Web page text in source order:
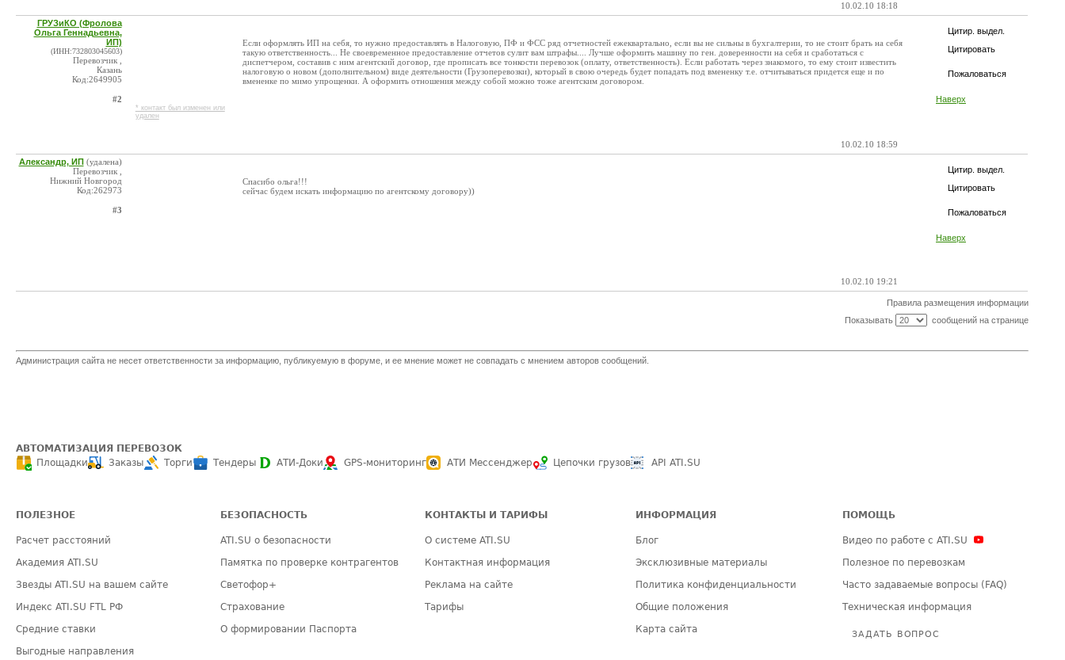
10.02.10 18:18
Цитир. выдел.
Цитировать
Пожаловаться
Наверх
ГРУЗиКО (Фролова
Ольга Геннадьевна,
ИП)
(ИНН:732803045603)
Перевозчик ,
Казань
Код:2649905
#2
* контакт был изменен или
удален
Если оформлять ИП на себя, то нужно предоставлять в Налоговую, ПФ и ФСС ряд отчетностей ежеквартально, если вы не сильны в бухгалтерии, то не стоит брать на себя
такую ответственность... Не своевременное предоставление отчетов сулит вам штрафы.... Лучше оформить машину по ген. доверенности на себя и сработаться с
диспетчером, составив с ним агентский договор, где прописать все тонкости перевозок (оплату, ответственность). Если работать через знакомого, то ему стоит известить
налоговую о новом (дополнительном) виде деятельности (Грузоперевозки), который в свою очередь будет попадать под вмененку т.е. отчитываться придется еще и по
вмененке по мимо упрощенки. А оформить отношения между собой можно тоже агентским договором.
10.02.10 18:59
Цитир. выдел.
Цитировать
Пожаловаться
Наверх
Александр, ИП (удалена)
Перевозчик ,
Нижний Новгород
Код:262973
#3
Спасибо ольга!!!
сейчас будем искать информацию по агентскому договору))
10.02.10 19:21
Правила размещения информации
Показывать
сообщений на странице
Администрация сайта не несет ответственности за информацию, публикуемую в форуме, и ее мнение может не совпадать с мнением авторов сообщений.
АВТОМАТИЗАЦИЯ ПЕРЕВОЗОК
Площадки
Заказы Торги Тендеры АТИ-Доки GPS-мониторинг АТИ Мессенджер Цепочки грузов API ATI.SU
ПОЛЕЗНОЕ
Расчет расстояний
Академия ATI.SU
Звезды ATI.SU на вашем сайте
Индекс ATI.SU FTL РФ
Средние ставки
Выгодные направления
БЕЗОПАСНОСТЬ
ATI.SU о безопасности
Памятка по проверке контрагентов
Светофор+
Страхование
О формировании Паспорта
КОНТАКТЫ И ТАРИФЫ
О системе ATI.SU
Контактная информация
Реклама на сайте
Тарифы
ИНФОРМАЦИЯ
Блог
Эксклюзивные материалы
Политика конфиденциальности
Общие положения
Карта сайта
ПОМОЩЬ
Видео по работе с ATI.SU
Полезное по перевозкам
Часто задаваемые вопросы (FAQ)
Техническая информация
ЗАДАТЬ ВОПРОС